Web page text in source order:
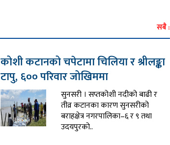
सबै :
कोशी कटानको चपेटामा चिलिया र श्रीलङ्का
टापु, ६०० परिवार जोखिममा
सुनसरी । सप्तकोशी नदीको बाढी र
तीव्र कटानका कारण सुनसरीको
बराहक्षेत्र नगरपालिका–६ र ९ तथा
उदयपुरको..